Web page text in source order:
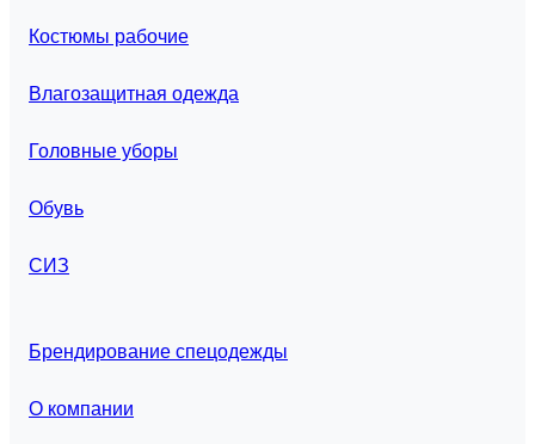
Костюмы рабочие
Влагозащитная одежда
Головные уборы
Обувь
СИЗ
Брендирование спецодежды
О компании